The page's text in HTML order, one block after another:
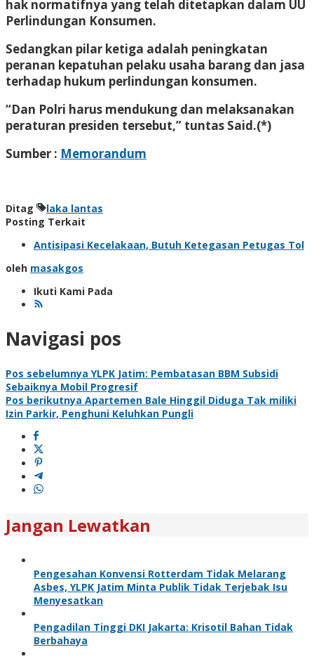
hak normatifnya yang telah ditetapkan dalam UU
Perlindungan Konsumen.
Sedangkan pilar ketiga adalah peningkatan
peranan kepatuhan pelaku usaha barang dan jasa
terhadap hukum perlindungan konsumen.
“Dan Polri harus mendukung dan melaksanakan
peraturan presiden tersebut,” tuntas Said.(*)
Sumber : Memorandum
Ditag
laka lantas
Posting Terkait
Antisipasi Kecelakaan, Butuh Ketegasan Petugas Tol
oleh masakgos
Ikuti Kami Pada
Navigasi pos
Pos sebelumnya YLPK Jatim: Pembatasan BBM Subsidi
Sebaiknya Mobil Progresif
Pos berikutnya Apartemen Bale Hinggil Diduga Tak miliki
Izin Parkir, Penghuni Keluhkan Pungli
Jangan Lewatkan
Pengesahan Konvensi Rotterdam Tidak Melarang
Asbes, YLPK Jatim Minta Publik Tidak Terjebak Isu
Menyesatkan
Pengadilan Tinggi DKI Jakarta: Krisotil Bahan Tidak
Berbahaya